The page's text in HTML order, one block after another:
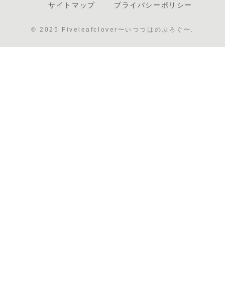
サイトマップ プライバシーポリシー
© 2025 Fiveleafclover〜いつつはのぶろぐ〜.